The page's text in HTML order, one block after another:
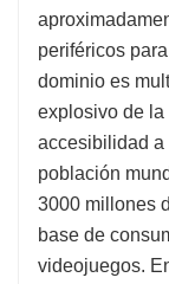
periféricos
dominio es
explosivo de
accesibilidad a
población
3000 millones
base de
videojuegos.